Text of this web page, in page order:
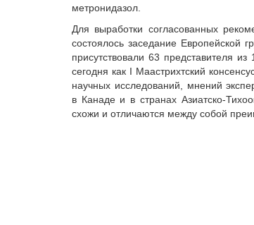
метронидазол.
Для выработки согласованных
состоялось заседание
присутствовали 63 представителя
сегодня как І Маастрихтский
научных исследований, мнений
в Канаде и в странах Азиатско-
схожи и отличаются между собой